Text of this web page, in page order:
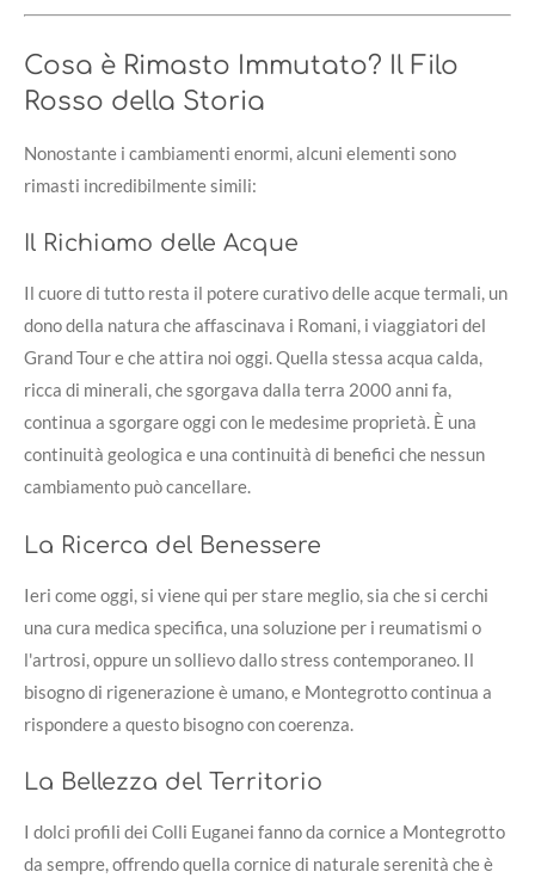
Cosa è Rimasto Immutato? Il Filo
Rosso della Storia
Nonostante i cambiamenti enormi, alcuni elementi sono
rimasti incredibilmente simili:
Il Richiamo delle Acque
Il cuore di tutto resta il potere curativo delle acque termali, un
dono della natura che affascinava i Romani, i viaggiatori del
Grand Tour e che attira noi oggi. Quella stessa acqua calda,
ricca di minerali, che sgorgava dalla terra 2000 anni fa,
continua a sgorgare oggi con le medesime proprietà. È una
continuità geologica e una continuità di benefici che nessun
cambiamento può cancellare.
La Ricerca del Benessere
Ieri come oggi, si viene qui per stare meglio, sia che si cerchi
una cura medica specifica, una soluzione per i reumatismi o
l'artrosi, oppure un sollievo dallo stress contemporaneo. Il
bisogno di rigenerazione è umano, e Montegrotto continua a
rispondere a questo bisogno con coerenza.
La Bellezza del Territorio
I dolci profili dei Colli Euganei fanno da cornice a Montegrotto
da sempre, offrendo quella cornice di naturale serenità che è